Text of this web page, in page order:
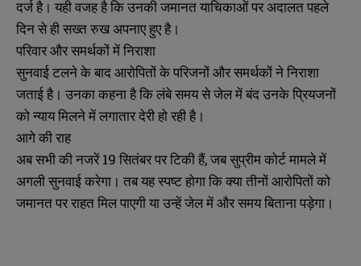
दर्ज है। यही वजह है कि उनकी जमानत याचिकाओं पर अदालत पहले
दिन से ही सख्त रुख अपनाए हुए है।
परिवार और समर्थकों में निराशा
सुनवाई टलने के बाद आरोपितों के परिजनों और समर्थकों ने निराशा
जताई है। उनका कहना है कि लंबे समय से जेल में बंद उनके प्रियजनों
को न्याय मिलने में लगातार देरी हो रही है।
आगे की राह
अब सभी की नजरें 19 सितंबर पर टिकी हैं, जब सुप्रीम कोर्ट मामले में
अगली सुनवाई करेगा। तब यह स्पष्ट होगा कि क्या तीनों आरोपितों को
जमानत पर राहत मिल पाएगी या उन्हें जेल में और समय बिताना पड़ेगा।